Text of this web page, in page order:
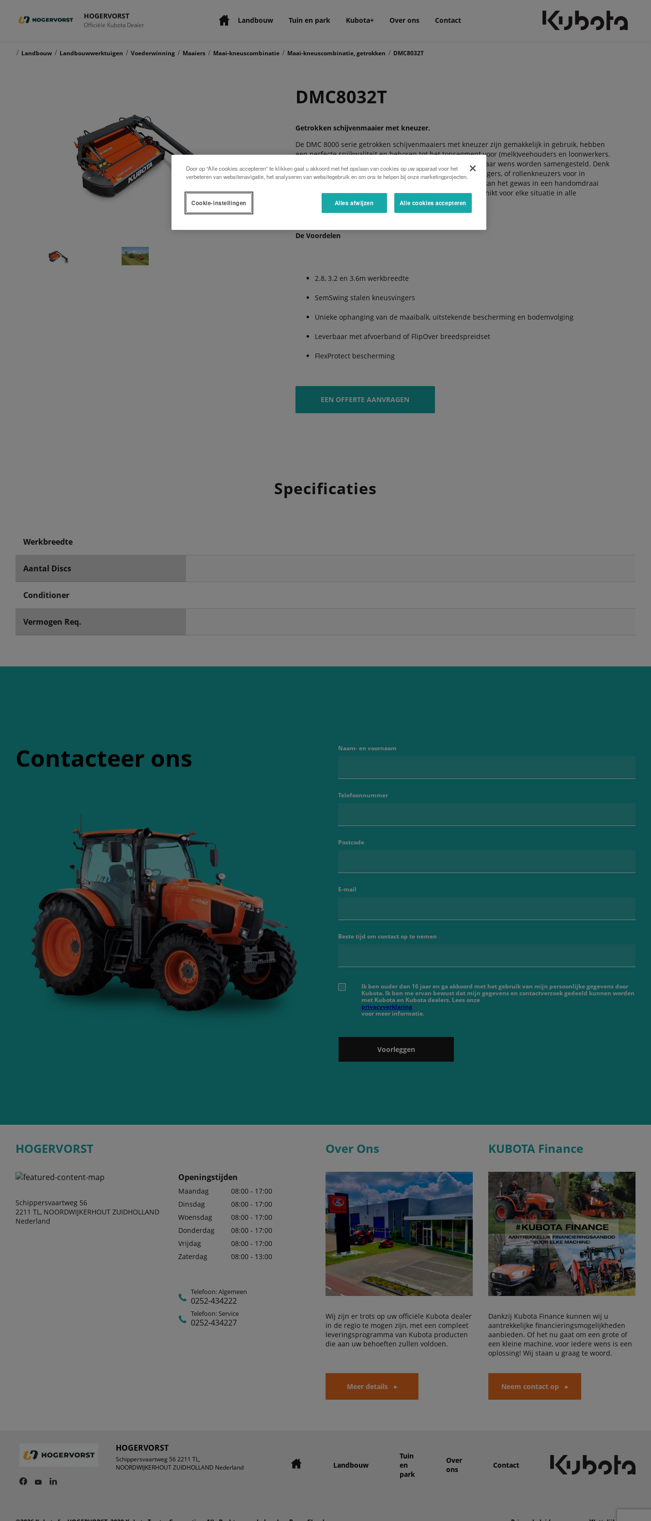
HOGERVORST
Officiële Kubota Dealer Landbouw Tuin en park Kubota+ Over ons Contact
/ Landbouw / Landbouwwerktuigen / Voederwinning / Maaiers / Maai-kneuscombinatie / Maai-kneuscombinatie, getrokken / DMC8032T
DMC8032T
Getrokken schijvenmaaier met kneuzer.
De DMC 8000 serie getrokken schijvenmaaiers met kneuzer zijn gemakkelijk in gebruik, hebben
een perfecte snijkwaliteit en behoren tot het topsegment voor (melk)veehouders en loonwerkers.
De serie is uitvoerbaar in verschillende modellen en kan naar wens worden samengesteld. Denk
hierbij aan de onderhoudsvrije SemiSwing stalen kneusvingers, of rollenkneuzers voor in
bladgevoelige gewassen. Met de FlipOver breedspreidset kan het gewas in een handomdraai
breed, over de volle werkbreedte worden weggelegd. Geschikt voor elke situatie in alle
omstandigheden.
De Voordelen
2.8, 3.2 en 3.6m werkbreedte
SemSwing stalen kneusvingers
Unieke ophanging van de maaibalk, uitstekende bescherming en bodemvolging
Leverbaar met afvoerband of FlipOver breedspreidset
FlexProtect bescherming
EEN OFFERTE AANVRAGEN
Specificaties
Werkbreedte
Aantal Discs
Conditioner
Vermogen Req.
Contacteer ons Naam- en voornaam
Telefoonnummer
Postcode
E-mail
Beste tijd om contact op te nemen
Ik ben ouder dan 16 jaar en ga akkoord met het gebruik van mijn persoonlijke gegevens door
Kubota. Ik ben me ervan bewust dat mijn gegevens en contactverzoek gedeeld kunnen worden
met Kubota en Kubota dealers. Lees onze
privacyverklaring
voor meer informatie.
Voorleggen
HOGERVORST
Schippersvaartweg 56
2211 TL, NOORDWIJKERHOUT ZUIDHOLLAND
Nederland
Openingstijden
Maandag
08:00 - 17:00
Dinsdag
08:00 - 17:00
Woensdag
08:00 - 17:00
Donderdag
08:00 - 17:00
Vrijdag
08:00 - 17:00
Zaterdag
08:00 - 13:00
Telefoon: Algemeen
0252-434222
Telefoon: Service
0252-434227
Over Ons
Wij zijn er trots op uw officiële Kubota dealer
in de regio te mogen zijn, met een compleet
leveringsprogramma van Kubota producten
die aan uw behoeften zullen voldoen.
Meer details
KUBOTA Finance
Dankzij Kubota Finance kunnen wij u
aantrekkelijke financieringsmogelijkheden
aanbieden. Of het nu gaat om een grote of
een kleine machine, voor iedere wens is een
oplossing! Wij staan u graag te woord.
Neem contact op
HOGERVORST
Schippersvaartweg 56 2211 TL,
NOORDWIJKERHOUT ZUIDHOLLAND Nederland
Landbouw
Tuin
en
park
Over
ons
Contact
Door op “Alle cookies accepteren” te klikken gaat u akkoord met het opslaan van cookies op uw apparaat voor het
verbeteren van websitenavigatie, het analyseren van websitegebruik en om ons te helpen bij onze marketingprojecten.
Alles afwijzen Alle cookies accepteren
Cookie-instellingen